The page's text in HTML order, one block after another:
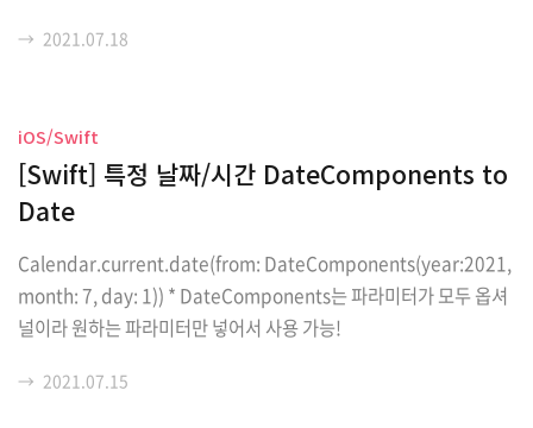
yInt = Calendar.current.component(.weekday, from: toda
"T..
→ 2021.07.18
iOS/Swift
[Swift] 특정 날짜/시간 DateComponents to
Date
Calendar.current.date(from: DateComponents(year:2021,
month: 7, day: 1)) * DateComponents는 파라미터가 모두 옵셔
널이라 원하는 파라미터만 넣어서 사용 가능!
→ 2021.07.15